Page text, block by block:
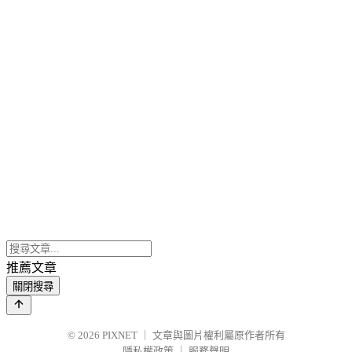
推薦文章
關閉搜尋
© 2026 PIXNET
文章與圖片權利屬原作者所有